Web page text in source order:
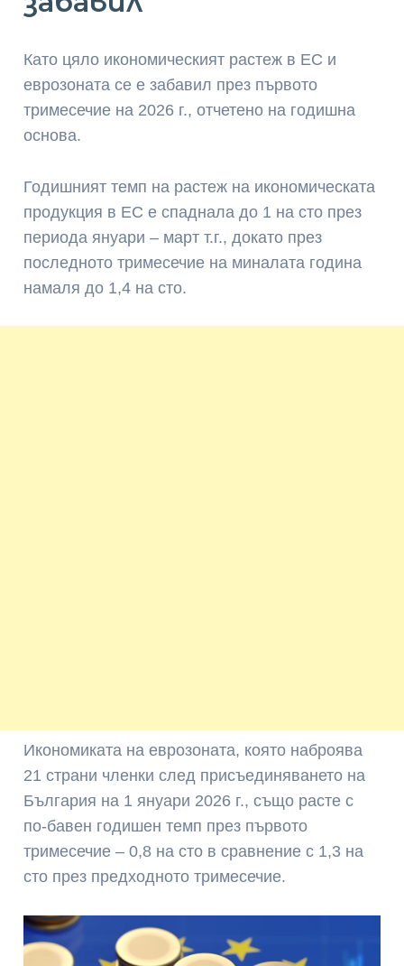
Като цяло икономическият растеж в ЕС и
еврозоната се е забавил през първото
тримесечие на 2026 г., отчетено на годишна
основа.
Годишният темп на растеж на икономическата
продукция в ЕС е спаднала до 1 на сто през
периода януари – март т.г., докато през
последното тримесечие на миналата година
намаля до 1,4 на сто.
Икономиката на еврозоната, която наброява
21 страни членки след присъединяването на
България на 1 януари 2026 г., също расте с
по-бавен годишен темп през първото
тримесечие – 0,8 на сто в сравнение с 1,3 на
сто през предходното тримесечие.